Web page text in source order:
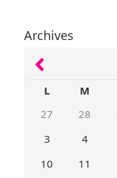
Archives
L M
27
28
3
4
10
11